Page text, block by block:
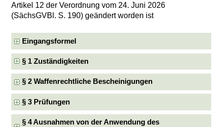
Artikel 12 der Verordnung vom 24. Juni 2026
(SächsGVBl. S. 190) geändert worden ist
Eingangsformel
§ 1 Zuständigkeiten
§ 2 Waffenrechtliche Bescheinigungen
§ 3 Prüfungen
§ 4 Ausnahmen von der Anwendung des